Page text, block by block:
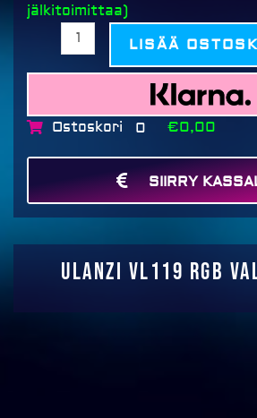
jälkitoimittaa)
VL119
valomiekka
määrä
LISÄÄ
Ostoskori 0 €0,00
SIIRRY
Ulanzi VL119 RGB